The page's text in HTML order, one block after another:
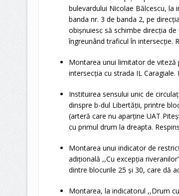
bulevardului Nicolae Bălcescu, la
banda nr. 3 de banda 2, pe
obișnuiesc să schimbe direcția
îngreunând traficul în intersecție.
Montarea unui limitator de viteză
intersecția cu strada IL Caragiale.
Instituirea sensului unic de
dinspre b-dul Libertății, printre
(arteră care nu aparține UAT
cu primul drum la dreapta.
Montarea unui indicator de
adițională ,,Cu excepția
dintre blocurile 25 și 30, care dă
Montarea, la indicatorul ,,Drum